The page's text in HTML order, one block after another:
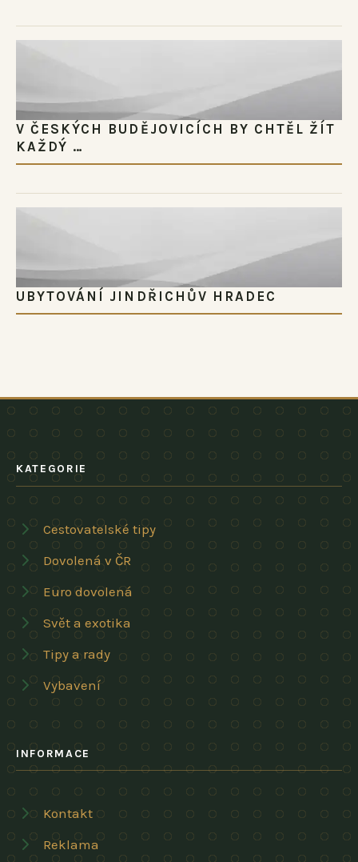
V ČESKÝCH BUDĚJOVICÍCH BY CHTĚL ŽÍT
KAŽDÝ …
UBYTOVÁNÍ JINDŘICHŮV HRADEC
KATEGORIE
Cestovatelské tipy
Dovolená v ČR
Euro dovolená
Svět a exotika
Tipy a rady
Vybavení
INFORMACE
Kontakt
Reklama